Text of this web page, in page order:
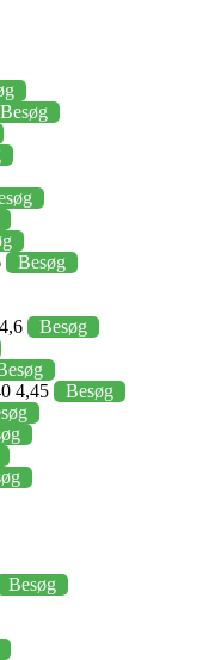
Besøg
Besøg
Besøg
4,45
Besøg
Besøg